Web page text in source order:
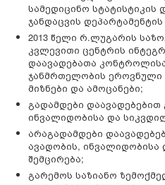
სამედიცინო სტატისტიკის
ჯანდაცვის
2013 წელი რ.ლუგარის
კვლევითი ცენტრის
დაავადებათა
ჯანმრთელობის ეროვნული
მიზნები და ამოცანები;
გადამდები
ინვალიდობისა და
არაგადამდები
ავადობის, ინვალიდობისა
შემცირება;
გარემოს საზიანო